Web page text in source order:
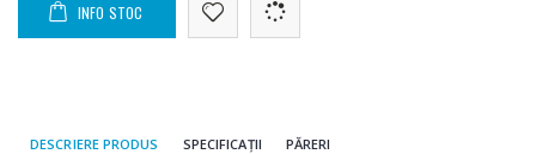
INFO STOC
DESCRIERE PRODUS SPECIFICAȚII PĂRERI